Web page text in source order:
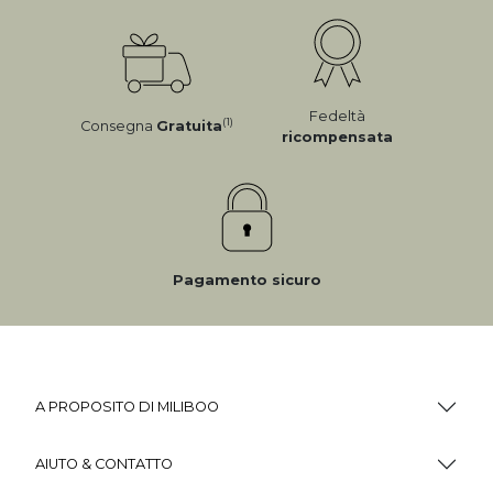
Consegna Gratuita(1)
Fedeltà
ricompensata
Pagamento sicuro
A PROPOSITO DI MILIBOO
AIUTO & CONTATTO